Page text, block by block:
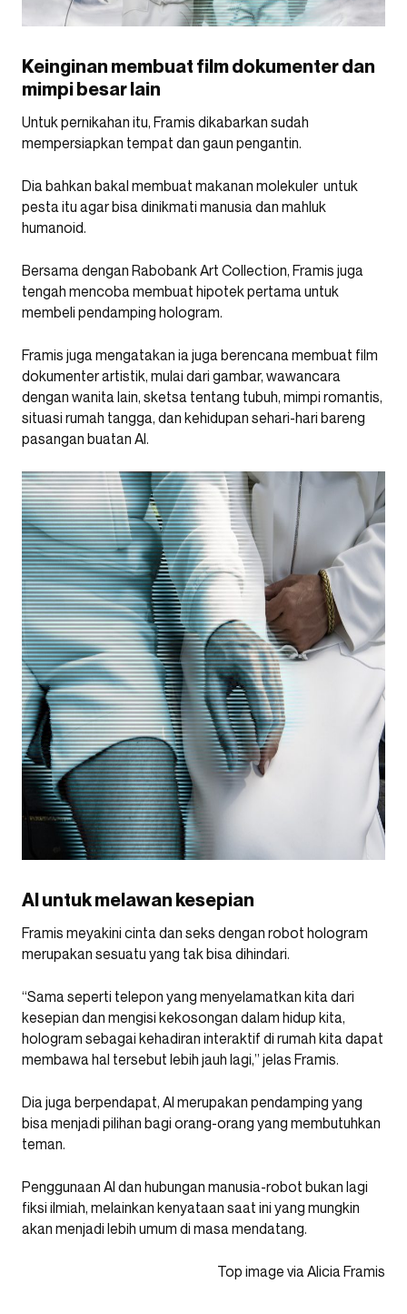
Keinginan membuat film dokumenter dan
mimpi besar lain
Untuk pernikahan itu, Framis dikabarkan sudah
mempersiapkan tempat dan gaun pengantin.
Dia bahkan bakal membuat makanan molekuler untuk
pesta itu agar bisa dinikmati manusia dan mahluk
humanoid.
Bersama dengan Rabobank Art Collection, Framis juga
tengah mencoba membuat hipotek pertama untuk
membeli pendamping hologram.
Framis juga mengatakan ia juga berencana membuat film
dokumenter artistik, mulai dari gambar, wawancara
dengan wanita lain, sketsa tentang tubuh, mimpi romantis,
situasi rumah tangga, dan kehidupan sehari-hari bareng
pasangan buatan AI.
AI untuk melawan kesepian
Framis meyakini cinta dan seks dengan robot hologram
merupakan sesuatu yang tak bisa dihindari.
“Sama seperti telepon yang menyelamatkan kita dari
kesepian dan mengisi kekosongan dalam hidup kita,
hologram sebagai kehadiran interaktif di rumah kita dapat
membawa hal tersebut lebih jauh lagi,” jelas Framis.
Dia juga berpendapat, AI merupakan pendamping yang
bisa menjadi pilihan bagi orang-orang yang membutuhkan
teman.
Penggunaan AI dan hubungan manusia-robot bukan lagi
fiksi ilmiah, melainkan kenyataan saat ini yang mungkin
akan menjadi lebih umum di masa mendatang.
Top image via Alicia Framis